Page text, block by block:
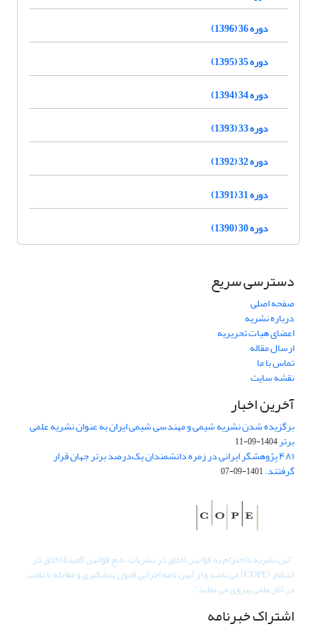
دوره 36 (1396)
دوره 35 (1395)
دوره 34 (1394)
دوره 33 (1393)
دوره 32 (1392)
دوره 31 (1391)
دوره 30 (1390)
دسترسی سریع
صفحه اصلی
درباره نشریه
اعضای هیات تحریریه
ارسال مقاله
تماس با ما
نقشه سایت
آخرین اخبار
برگزیده شدن نشریه شیمی و مهندسی شیمی ایران به عنوان نشریه علمی
برتر1404-09-11
۴۸۱ پژوهشگر ایرانی در زمره دانشمندان یک‌درصد برتر جهان قرار
گرفتند.1401-09-07
"این نشریه با احترام به قوانین اخلاق در نشریات، تابع قوانین کمیتۀ اخلاق در
انتشار (COPE) می باشد و از آیین نامه اجرایی قانون پیشگیری و مقابله با تقلب
در آثار علمی پیروی می نماید".
اشتراک خبرنامه